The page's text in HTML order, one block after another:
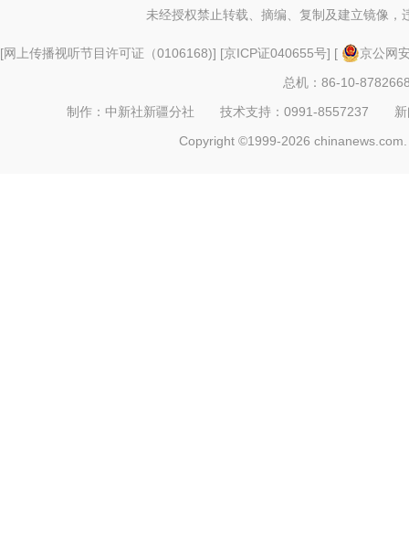
未经授权禁止转载、摘编、复制及建立镜像，
[网上传播视听节目许可证（0106168)] [京ICP证040655号] [
京公网
总机：86-10-
制作：中新社新疆分社 技术支持：0991-8557237
Copyright ©1999-2026